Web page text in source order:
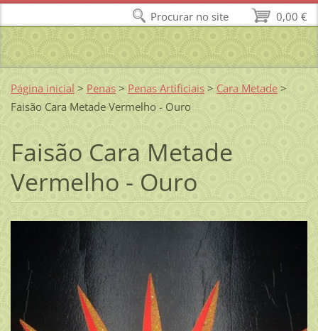
Página inicial > Penas > Penas Artificiais > Cara Metade >
Faisão Cara Metade Vermelho - Ouro
Faisão Cara Metade
Vermelho - Ouro
0,00 €
Procurar no site